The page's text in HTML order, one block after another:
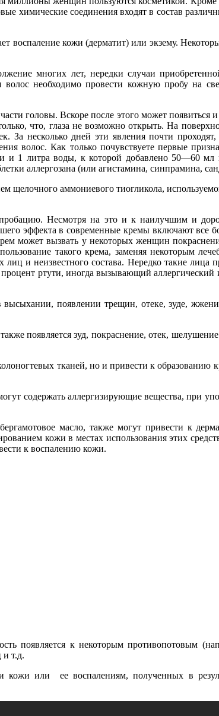
химические соединения входят в состав
воспаление кожи (дерматит) или экзему.
многих лет, нередки случаи
необходимо провести кожную пробу на
головы. Вскоре после этого может появиться
что, глаза не возможно открыть. На
несколько дней эти явления почти
волос. Как только почувствуете первые
и 1 литра воды, к которой добавлено 50—60
аллергозана (или агистамина, синпрамина,
щелочного аммониевого тиогликола,
Несмотря на это и к наилучшим и
эффекта в современные кремы включают все
может вызвать у некоторых женщин
такого крема, заменяя некоторым
и неизвестного состава. Нередко такие
ртути, иногда вызывающий аллергический
высыхании, появлении трещин, отеке, зуде,
появляется зуд, покраснение, отек,
тканей, но и привести к
содержать аллергизирующие вещества, при
масло, также могут привести к
кожи в местах использования этих
к воспалению кожи.
появляется к некоторым противопотовым
и т.д.
или ее воспалениям, полученных в